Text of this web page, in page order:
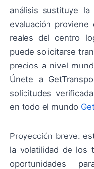
análisis sustituye la
evaluación proviene
reales del centro
puede solicitarse
precios a nivel
Únete a
solicitudes
en todo el mundo
Proyección breve:
la volatilidad de los
oportunidades